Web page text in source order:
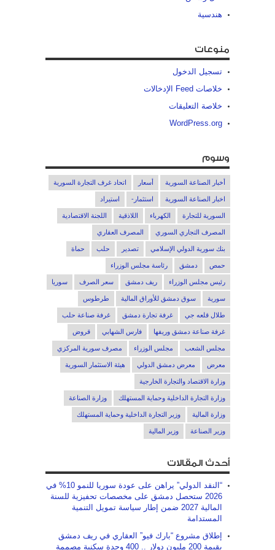
هندسية
منوعات
تسجيل الدخول
خلاصات Feed الإدخالات
خلاصة التعليقات
WordPress.org
وسوم
أخبار الصناعة السورية أسعار اتحاد غرف التجارة السورية
اخبار الصناعة السورية استثمار- استيراد
السورية للتجارة الكهرباء اللاذقية اللجنة الاقتصادية
المصرف التجاري السوري المصرف العقاري
بنك سورية الدولي الإسلامي تصدير حلب حماة
حمص دمشق رئاسة مجلس الوزراء
رئيس مجلس الوزراء ريف دمشق سعر الصرف سوريا
سورية سوق دمشق للأوراق المالية طرطوس
طلال قلعه جي غرفة تجارة دمشق غرفة صناعة حلب
غرفة صناعة دمشق وريفها فارس الشهابي قروض
مجلس الشعب مجلس الوزراء مصرف سورية المركزي
معرض معرض دمشق الدولي هيئة الاستثمار السورية
وزارة الاقتصاد والتجارة الخارجية
وزارة التجارة الداخلية وحماية المستهلك وزارة الصناعة
وزارة المالية وزير التجارة الداخلية وحماية المستهلك
وزير الصناعة وزير المالية
أحدث المقالات
“النقد الدولي” يراهن على عودة سوريا للنمو 10% في
2026 ستحصل دمشق على مخصصات تحفيزية للسنة
المالية 2027 ضمن إطار سياسة تمويل التنمية
المستدامة
إطلاق مشروع “بارك فيو” العقاري في ريف دمشق
بقيمة 200 مليون دولار .. 400 وحدة سكنية مصممة